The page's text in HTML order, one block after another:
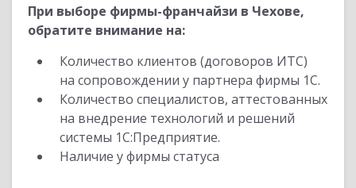
При выборе фирмы-франчайзи в Чехове,
обратите внимание на:
Количество клиентов (договоров ИТС)
на сопровождении у партнера фирмы 1С.
Количество специалистов, аттестованных
на внедрение технологий и решений
системы 1С:Предприятие.
Наличие у фирмы статуса